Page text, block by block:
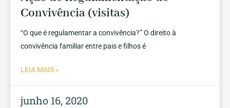
Convivência (visitas)
“O que é regulamentar a convivência?” O direito à
convivência familiar entre pais e filhos é
LEIA MAIS »
junho 16, 2020